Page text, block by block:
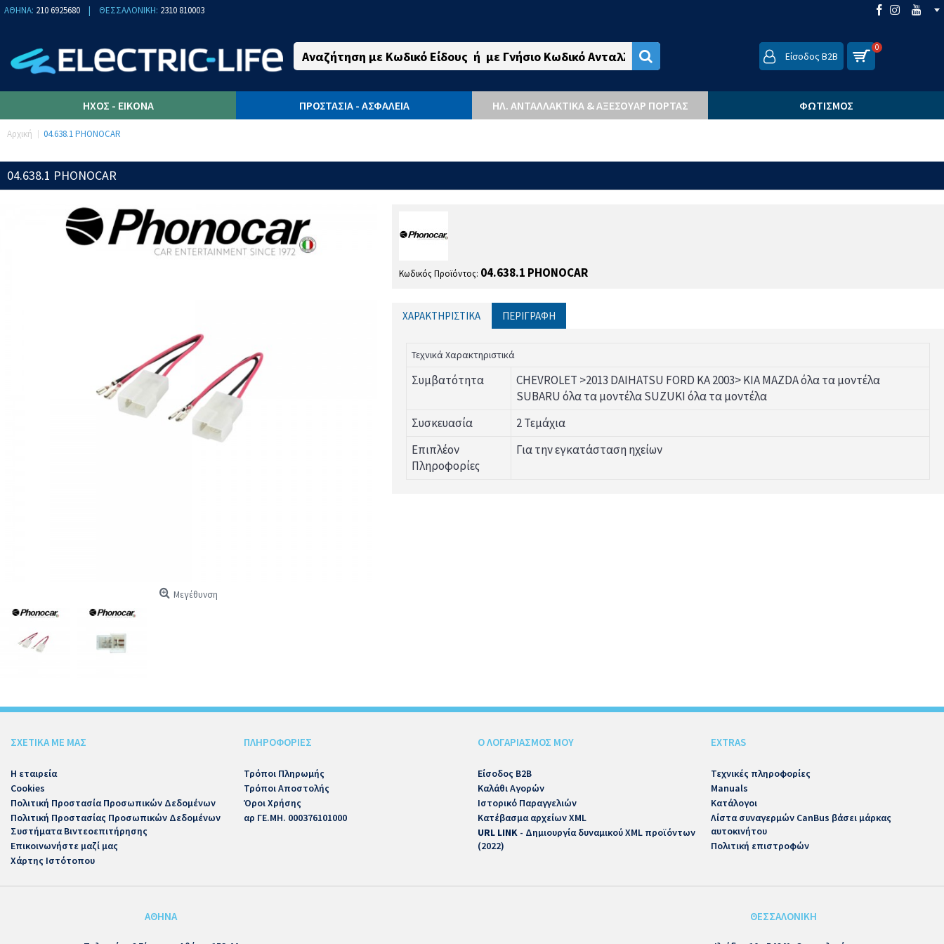
ΑΘΗΝΑ: 210 6925680 | ΘΕΣΣΑΛΟΝΙΚΗ: 2310 810003
Είσοδος B2B
0
ΉΧΟΣ - ΕΙΚΌΝΑ ΠΡΟΣΤΑΣΙΑ - ΑΣΦΑΛΕΙΑ ΗΛ. ΑΝΤΑΛΛΑΚΤΙΚΆ & ΑΞΕΣΟΥΆΡ ΠΌΡΤΑΣ ΦΩΤΙΣΜΌΣ
Αρχική 04.638.1 PHONOCAR
04.638.1 PHONOCAR
Μεγέθυνση
Κωδικός Προϊόντος: 04.638.1 PHONOCAR
ΧΑΡΑΚΤΗΡΙΣΤΙΚΆ ΠΕΡΙΓΡΑΦΉ
Τεχνικά Χαρακτηριστικά
Συμβατότητα
CHEVROLET >2013 DAIHATSU FORD KA 2003> KIA MAZDA όλα τα μοντέλα
SUBARU όλα τα μοντέλα SUZUKI όλα τα μοντέλα
Συσκευασία
2 Τεμάχια
Επιπλέον
Πληροφορίες
Για την εγκατάσταση ηχείων
ΣΧΕΤΙΚΑ ΜΕ ΜΑΣ
Η εταιρεία
Cookies
Πολιτική Προστασία Προσωπικών Δεδομένων
Πολιτική Προστασίας Προσωπικών Δεδομένων
Συστήματα Βιντεοεπιτήρησης
Επικοινωνήστε μαζί μας
Χάρτης Ιστότοπου
ΠΛΗΡΟΦΟΡΙΕΣ
Τρόποι Πληρωμής
Τρόποι Αποστολής
Όροι Χρήσης
αρ ΓΕ.ΜΗ. 000376101000
Ο ΛΟΓΑΡΙΑΣΜΟΣ ΜΟΥ
Είσοδος B2B
Καλάθι Αγορών
Ιστορικό Παραγγελιών
Κατέβασμα αρχείων XML
URL LINK - Δημιουργία δυναμικού XML προϊόντων
(2022)
EXTRAS
Τεχνικές πληροφορίες
Manuals
Κατάλογοι
Λίστα συναγερμών CanBus βάσει μάρκας
αυτοκινήτου
Πολιτική επιστροφών
ΑΘΗΝΑ ΘΕΣΣΑΛΟΝΙΚΗ